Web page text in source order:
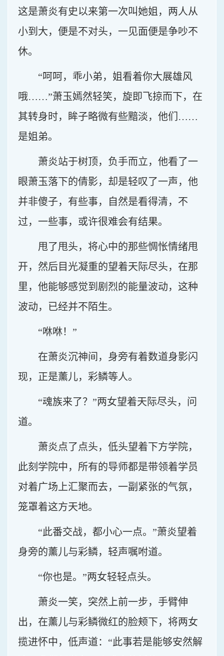
这是萧炎有史以来第一次叫她姐，两人从
小到大，便是不对头，一见面便是争吵不
休。
“呵呵，乖小弟，姐看着你大展雄风
哦……”萧玉嫣然轻笑，旋即飞掠而下，在
其转身时，眸子略微有些黯淡，他们……
是姐弟。
萧炎站于树顶，负手而立，他看了一
眼萧玉落下的倩影，却是轻叹了一声，他
并非傻子，有些事，自然是看得清，不
过，一些事，或许很难会有结果。
甩了甩头，将心中的那些惆怅情绪甩
开，然后目光凝重的望着天际尽头，在那
里，他能够感觉到剧烈的能量波动，这种
波动，已经并不陌生。
“咻咻！”
在萧炎沉神间，身旁有着数道身影闪
现，正是薰儿，彩鳞等人。
“魂族来了？”两女望着天际尽头，问
道。
萧炎点了点头，低头望着下方学院，
此刻学院中，所有的导师都是带领着学员
对着广场上汇聚而去，一副紧张的气氛，
笼罩着这方天地。
“此番交战，都小心一点。”萧炎望着
身旁的薰儿与彩鳞，轻声嘱咐道。
“你也是。”两女轻轻点头。
萧炎一笑，突然上前一步，手臂伸
出，在薰儿与彩鳞微红的脸颊下，将两女
揽进怀中，低声道：“此事若是能够安然解